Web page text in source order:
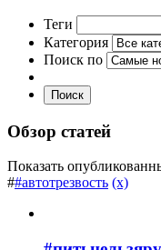
Теги
Категория
Поиск по
Поиск
Обзор статей
Показать
##автотрезвость (x)